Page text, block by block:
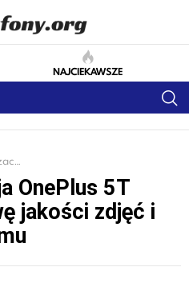
NAJCIEKAWSZE
systemu
OnePlus 5T
jakości zdjęć i